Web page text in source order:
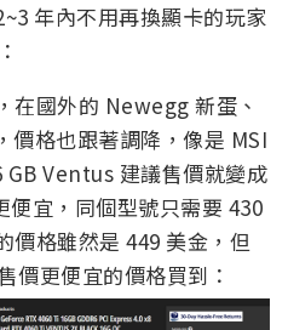
年內不用再換顯卡的玩家
在國外的 Newegg 新蛋、
格也跟著調降，像是 MSI
Ventus 建議售價就變成
宜，同個型號只需要 430
價格雖然是 449 美金，但
價更便宜的價格買到：